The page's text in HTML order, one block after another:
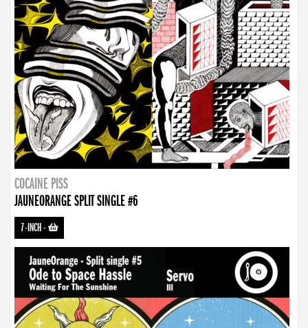
COCAINE PISS
JAUNEORANGE SPLIT SINGLE #6
7-INCH-